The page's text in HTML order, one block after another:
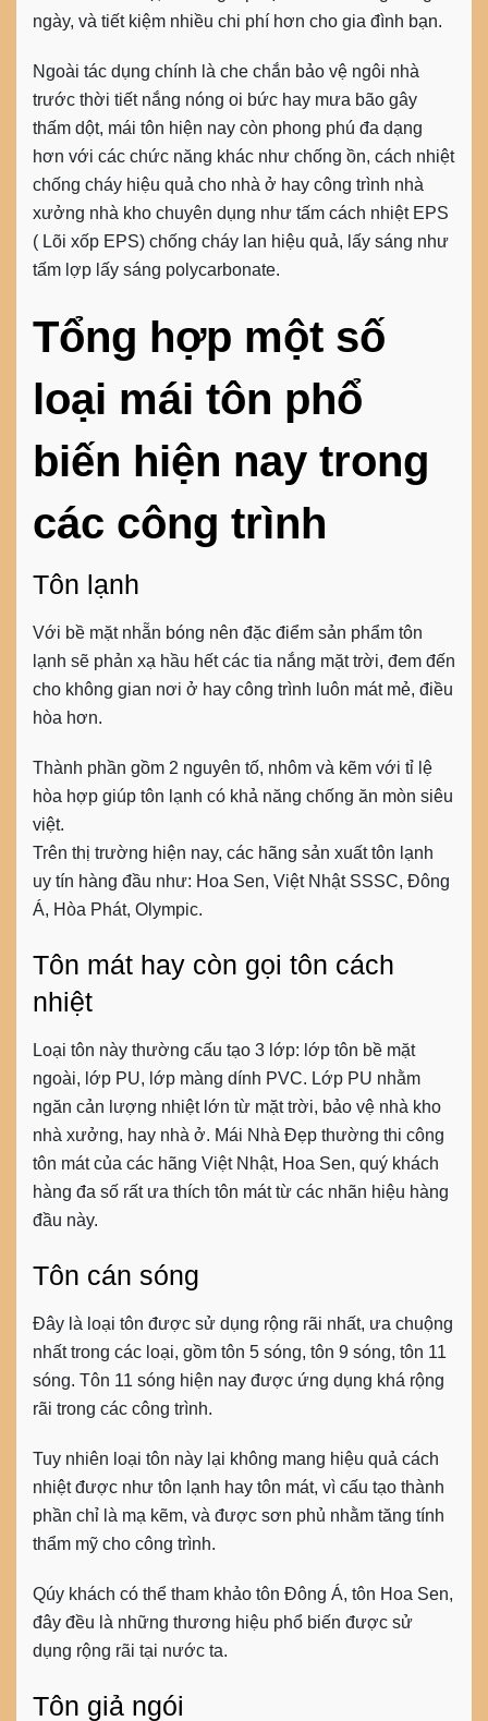
ngày, và tiết kiệm nhiều chi phí hơn cho gia đình bạn.
Ngoài tác dụng chính là che chắn bảo vệ ngôi nhà
trước thời tiết nắng nóng oi bức hay mưa bão gây
thấm dột, mái tôn hiện nay còn phong phú đa dạng
hơn với các chức năng khác như chống ồn, cách nhiệt
chống cháy hiệu quả cho nhà ở hay công trình nhà
xưởng nhà kho chuyên dụng như tấm cách nhiệt EPS
( Lõi xốp EPS) chống cháy lan hiệu quả, lấy sáng như
tấm lợp lấy sáng polycarbonate.
Tổng hợp một số
loại mái tôn phổ
biến hiện nay trong
các công trình
Tôn lạnh
Với bề mặt nhẵn bóng nên đặc điểm sản phẩm tôn
lạnh sẽ phản xạ hầu hết các tia nắng mặt trời, đem đến
cho không gian nơi ở hay công trình luôn mát mẻ, điều
hòa hơn.
Thành phần gồm 2 nguyên tố, nhôm và kẽm với tỉ lệ
hòa hợp giúp tôn lạnh có khả năng chống ăn mòn siêu
việt.
Trên thị trường hiện nay, các hãng sản xuất tôn lạnh
uy tín hàng đầu như: Hoa Sen, Việt Nhật SSSC, Đông
Á, Hòa Phát, Olympic.
Tôn mát hay còn gọi tôn cách
nhiệt
Loại tôn này thường cấu tạo 3 lớp: lớp tôn bề mặt
ngoài, lớp PU, lớp màng dính PVC. Lớp PU nhằm
ngăn cản lượng nhiệt lớn từ mặt trời, bảo vệ nhà kho
nhà xưởng, hay nhà ở. Mái Nhà Đẹp thường thi công
tôn mát của các hãng Việt Nhật, Hoa Sen, quý khách
hàng đa số rất ưa thích tôn mát từ các nhãn hiệu hàng
đầu này.
Tôn cán sóng
Đây là loại tôn được sử dụng rộng rãi nhất, ưa chuộng
nhất trong các loại, gồm tôn 5 sóng, tôn 9 sóng, tôn 11
sóng. Tôn 11 sóng hiện nay được ứng dụng khá rộng
rãi trong các công trình.
Tuy nhiên loại tôn này lại không mang hiệu quả cách
nhiệt được như tôn lạnh hay tôn mát, vì cấu tạo thành
phần chỉ là mạ kẽm, và được sơn phủ nhằm tăng tính
thẩm mỹ cho công trình.
Qúy khách có thể tham khảo tôn Đông Á, tôn Hoa Sen,
đây đều là những thương hiệu phổ biến được sử
dụng rộng rãi tại nước ta.
Tôn giả ngói